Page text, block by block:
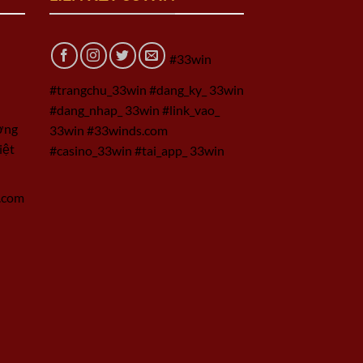
#33win
#trangchu_33win #dang_ky_ 33win
#dang_nhap_ 33win #link_vao_
33win #33winds.com
#casino_33win #tai_app_ 33win